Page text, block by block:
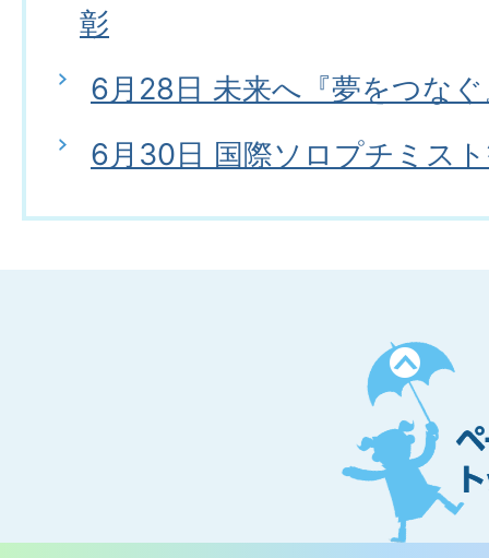
彰
6月28日 未来へ『夢をつな
6月30日 国際ソロプチミス
ペ
ー
ジ
ッ